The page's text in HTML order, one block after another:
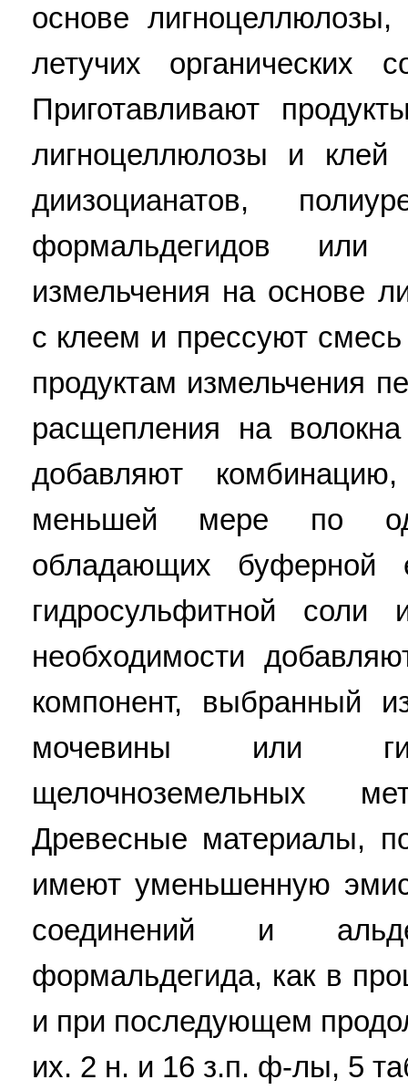
основе
летучих органических
Приготавливают
лигноцеллюлозы и клей
диизоцианатов,
формальдегидов
измельчения на основе
с клеем и прессуют
продуктам измельчения
расщепления на
добавляют
меньшей мере по
обладающих буферной
гидросульфитной
необходимости
компонент, выбранный
мочевины или
щелочноземельных
Древесные материалы,
имеют уменьшенную
соединений и
формальдегида, как в
и при последующем
их. 2 н. и 16 з.п. ф-лы, 5